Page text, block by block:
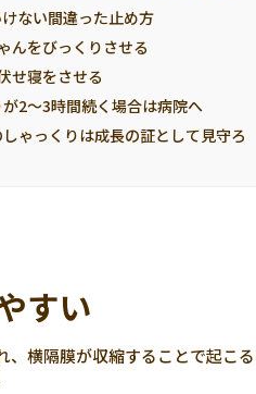
ない間違った止め方
んをびっくりさせる
せ寝をさせる
が2～3時間続く場合は病院へ
ゃっくりは成長の証として見守ろ
すい
、横隔膜が収縮することで起こ